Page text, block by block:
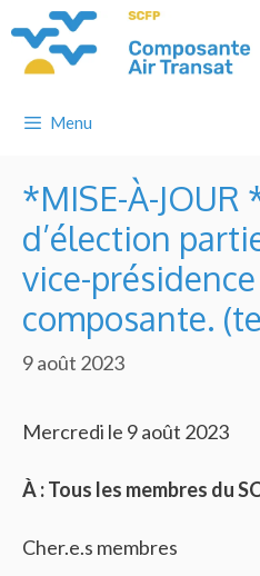
to
content
Menu
*MISE-À-JOUR
d’élection
vice-
composante.
9 août 2023
Mercredi le 9 août 2023
À : Tous les membres du
Cher.e.s membres